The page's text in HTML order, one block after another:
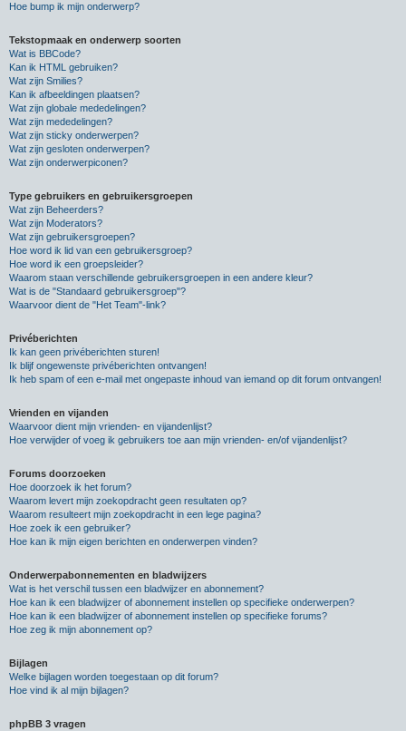
Hoe bump ik mijn onderwerp?
Tekstopmaak en onderwerp soorten
Wat is BBCode?
Kan ik HTML gebruiken?
Wat zijn Smilies?
Kan ik afbeeldingen plaatsen?
Wat zijn globale mededelingen?
Wat zijn mededelingen?
Wat zijn sticky onderwerpen?
Wat zijn gesloten onderwerpen?
Wat zijn onderwerpiconen?
Type gebruikers en gebruikersgroepen
Wat zijn Beheerders?
Wat zijn Moderators?
Wat zijn gebruikersgroepen?
Hoe word ik lid van een gebruikersgroep?
Hoe word ik een groepsleider?
Waarom staan verschillende gebruikersgroepen in een andere kleur?
Wat is de "Standaard gebruikersgroep"?
Waarvoor dient de "Het Team"-link?
Privéberichten
Ik kan geen privéberichten sturen!
Ik blijf ongewenste privéberichten ontvangen!
Ik heb spam of een e-mail met ongepaste inhoud van iemand op dit forum ontvangen!
Vrienden en vijanden
Waarvoor dient mijn vrienden- en vijandenlijst?
Hoe verwijder of voeg ik gebruikers toe aan mijn vrienden- en/of vijandenlijst?
Forums doorzoeken
Hoe doorzoek ik het forum?
Waarom levert mijn zoekopdracht geen resultaten op?
Waarom resulteert mijn zoekopdracht in een lege pagina?
Hoe zoek ik een gebruiker?
Hoe kan ik mijn eigen berichten en onderwerpen vinden?
Onderwerpabonnementen en bladwijzers
Wat is het verschil tussen een bladwijzer en abonnement?
Hoe kan ik een bladwijzer of abonnement instellen op specifieke onderwerpen?
Hoe kan ik een bladwijzer of abonnement instellen op specifieke forums?
Hoe zeg ik mijn abonnement op?
Bijlagen
Welke bijlagen worden toegestaan op dit forum?
Hoe vind ik al mijn bijlagen?
phpBB 3 vragen